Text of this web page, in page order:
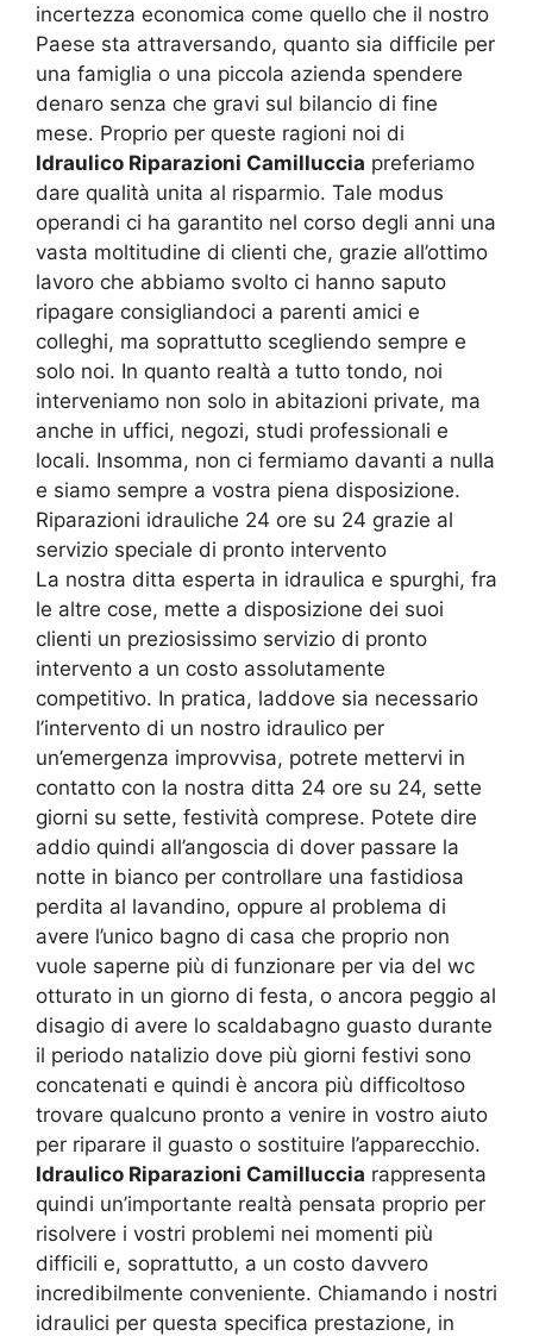
incertezza economica come quello che il nostro
Paese sta attraversando, quanto sia difficile per
una famiglia o una piccola azienda spendere
denaro senza che gravi sul bilancio di fine
mese. Proprio per queste ragioni noi di
Idraulico Riparazioni Camilluccia preferiamo
dare qualità unita al risparmio. Tale modus
operandi ci ha garantito nel corso degli anni una
vasta moltitudine di clienti che, grazie all’ottimo
lavoro che abbiamo svolto ci hanno saputo
ripagare consigliandoci a parenti amici e
colleghi, ma soprattutto scegliendo sempre e
solo noi. In quanto realtà a tutto tondo, noi
interveniamo non solo in abitazioni private, ma
anche in uffici, negozi, studi professionali e
locali. Insomma, non ci fermiamo davanti a nulla
e siamo sempre a vostra piena disposizione.
Riparazioni idrauliche 24 ore su 24 grazie al
servizio speciale di pronto intervento
La nostra ditta esperta in idraulica e spurghi, fra
le altre cose, mette a disposizione dei suoi
clienti un preziosissimo servizio di pronto
intervento a un costo assolutamente
competitivo. In pratica, laddove sia necessario
l’intervento di un nostro idraulico per
un’emergenza improvvisa, potrete mettervi in
contatto con la nostra ditta 24 ore su 24, sette
giorni su sette, festività comprese. Potete dire
addio quindi all’angoscia di dover passare la
notte in bianco per controllare una fastidiosa
perdita al lavandino, oppure al problema di
avere l’unico bagno di casa che proprio non
vuole saperne più di funzionare per via del wc
otturato in un giorno di festa, o ancora peggio al
disagio di avere lo scaldabagno guasto durante
il periodo natalizio dove più giorni festivi sono
concatenati e quindi è ancora più difficoltoso
trovare qualcuno pronto a venire in vostro aiuto
per riparare il guasto o sostituire l’apparecchio.
Idraulico Riparazioni Camilluccia rappresenta
quindi un’importante realtà pensata proprio per
risolvere i vostri problemi nei momenti più
difficili e, soprattutto, a un costo davvero
incredibilmente conveniente. Chiamando i nostri
idraulici per questa specifica prestazione, in